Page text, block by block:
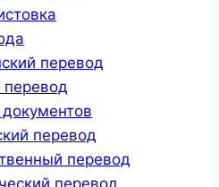
перевод
перевод
перевод
перевод